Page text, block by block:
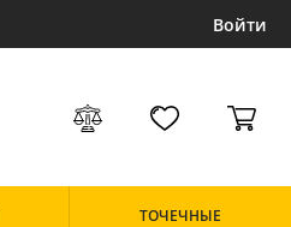
Войти
ТОЧЕЧНЫЕ